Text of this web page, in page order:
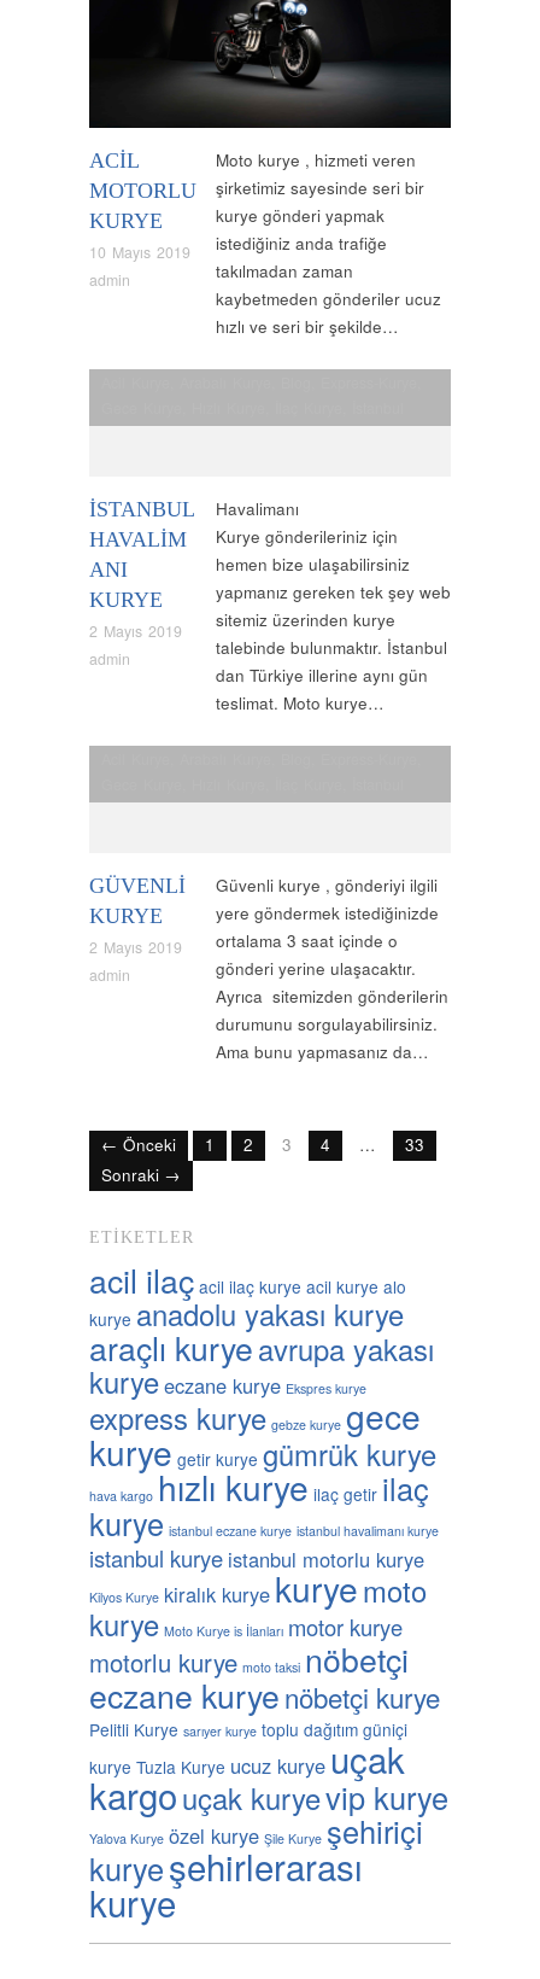
ACIL
MOTORLU
KURYE
10 Mayıs 2019
admin
Nöbetçi Kurye
Normal Kurye,
Moto kurye , hizmeti veren
şirketimiz sayesinde seri bir
kurye gönderi yapmak
istediğiniz anda trafiğe
takılmadan zaman
kaybetmeden gönderiler ucuz
hızlı ve seri bir şekilde…
İSTANBUL
HAVALIM
ANI
KURYE
2 Mayıs 2019
admin
Kurye,İstanbul Moto Kurye,Kurye,Moto Kurye,
Havalimanı
Kurye gönderileriniz için
hemen bize ulaşabilirsiniz
yapmanız gereken tek şey web
sitemiz üzerinden kurye
talebinde bulunmaktır. İstanbul
dan Türkiye illerine aynı gün
teslimat. Moto kurye…
GÜVENLI
KURYE
2 Mayıs 2019
admin
Kurye,İstanbul Moto Kurye,Kurye,Moto Kurye,
Güvenli kurye , gönderiyi ilgili
yere göndermek istediğinizde
ortalama 3 saat içinde o
gönderi yerine ulaşacaktır.
Ayrıca sitemizden gönderilerin
durumunu sorgulayabilirsiniz.
Ama bunu yapmasanız da…
← Önceki 1 2 3 4 …
33
Sonraki →
ETIKETLER
acil ilaç acil ilaç kurye acil kurye alo
kurye anadolu yakası kurye
araçlı kuryeavrupa yakası
kuryeeczane kurye Ekspres kurye
express kurye gebze kurye gece
kurye getir kurye gümrük kurye
hava kargo hızlı kurye ilaç getir ilaç
kurye istanbul eczane kurye istanbul havalimanı kurye
istanbul kurye istanbul motorlu kurye
Kilyos Kurye kiralık kurye kuryemoto
kurye Moto Kurye is İlanları motor kurye
motorlu kurye moto taksi nöbetçi
eczane kuryenöbetçi kurye
Pelitli Kurye sarıyer kurye toplu dağıtım güniçi
kurye Tuzla Kurye ucuz kurye uçak
kargouçak kuryevip kurye
Yalova Kurye özel kurye Şile Kurye şehiriçi
kuryeşehirlerarası
kurye